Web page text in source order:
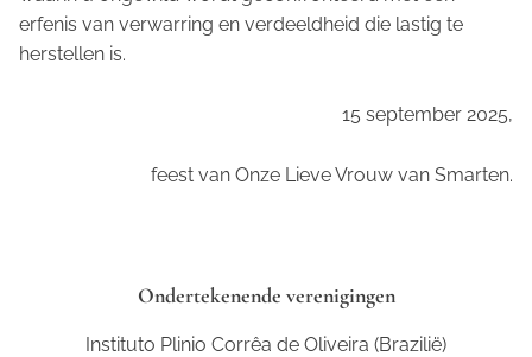
erfenis van verwarring en verdeeldheid die lastig te
herstellen is.
15 september 2025,
feest van Onze Lieve Vrouw van Smarten.
Ondertekenende verenigingen
Instituto Plinio Corrêa de Oliveira (Brazilië)